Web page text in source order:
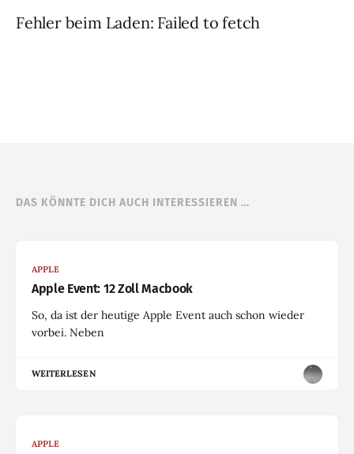
Fehler beim Laden: Failed to fetch
DAS KÖNNTE DICH AUCH INTERESSIEREN …
APPLE
Apple Event: 12 Zoll Macbook
So, da ist der heutige Apple Event auch schon wieder
vorbei. Neben
WEITERLESEN
APPLE